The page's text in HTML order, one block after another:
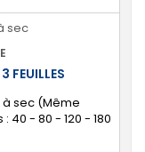
FEUILLES
sec (Même
- 80 - 120 - 180
230mm